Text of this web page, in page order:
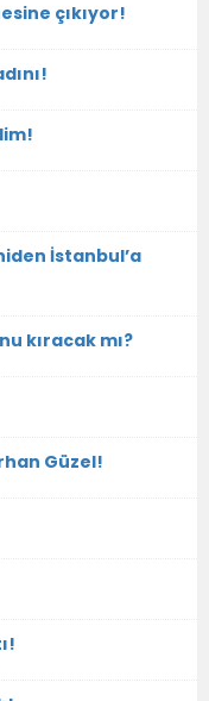
çıkıyor!
İstanbul’a
kıracak mı?
Güzel!